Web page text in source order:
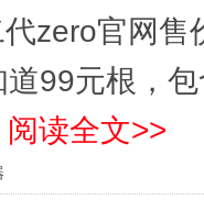
zero官网
99元根，
阅读全文>>